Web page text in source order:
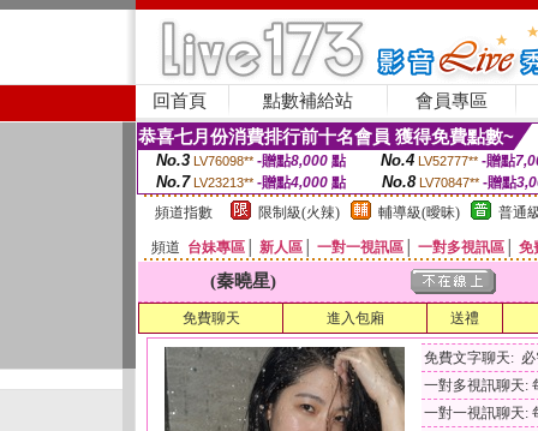
回首頁 點數補給站 會員專區
恭喜七月份消費排行前十名會員 獲得免費點數~
No.3 LV76098** -贈點8,000點 No.4 LV52777** -贈點
No.7 LV23213** -贈點4,000 點 No.8 LV70847** -贈點
頻道指數
限制級(火辣) 輔導級(曖昧) 普通
頻道 台妹專區 新人區 一對一視訊區 一對多視訊區 免
(秦曉星)
免費聊天 進入包廂 送禮
免費文字聊天:
一對多視訊聊天:
一對一視訊聊天: